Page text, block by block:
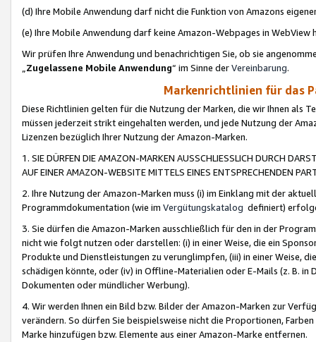
(d) Ihre Mobile Anwendung darf nicht die Funktion von Amazons
(e) Ihre Mobile Anwendung darf keine Amazon-Webpages in WebView
Wir prüfen Ihre Anwendung und benachrichtigen Sie, ob sie
„Zugelassene Mobile Anwendung“ im Sinne derVereinbarung.
Markenrichtlinien für das
Diese Richtlinien gelten für die Nutzung der Marken, die wir Ihnen als
müssen jederzeit strikt eingehalten werden, und jede Nutzung der
Lizenzen bezüglich Ihrer Nutzung der Amazon-Marken.
1. SIE DÜRFEN DIE AMAZON-MARKEN AUSSCHLIESSLICH DURCH
AUF EINER AMAZON-WEBSITE MITTELS EINES ENTSPRECHENDEN
2. Ihre Nutzung der Amazon-Marken muss (i) im Einklang mit der
Programmdokumentation (wie im Vergütungskatalog definiert)
3. Sie dürfen die Amazon-Marken ausschließlich für den in der
nicht wie folgt nutzen oder darstellen: (i) in einer Weise, die ein
Produkte und Dienstleistungen zu verunglimpfen, (iii) in einer Weise,
schädigen könnte, oder (iv) in Offline-Materialien oder E-Mails (z. B. in
Dokumenten oder mündlicher Werbung).
4. Wir werden Ihnen ein Bild bzw. Bilder der Amazon-Marken zur
verändern. So dürfen Sie beispielsweise nicht die Proportionen,
Marke hinzufügen bzw. Elemente aus einer Amazon-Marke entfernen.